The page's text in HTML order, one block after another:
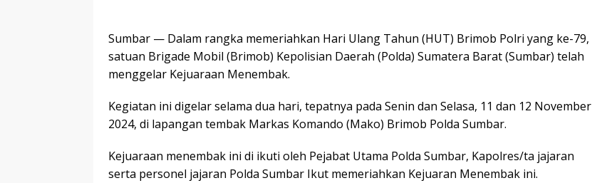
Sumbar — Dalam rangka memeriahkan Hari Ulang Tahun (HUT) Brimob Polri yang ke-79,
satuan Brigade Mobil (Brimob) Kepolisian Daerah (Polda) Sumatera Barat (Sumbar) telah
menggelar Kejuaraan Menembak.
Kegiatan ini digelar selama dua hari, tepatnya pada Senin dan Selasa, 11 dan 12 November
2024, di lapangan tembak Markas Komando (Mako) Brimob Polda Sumbar.
Kejuaraan menembak ini di ikuti oleh Pejabat Utama Polda Sumbar, Kapolres/ta jajaran
serta personel jajaran Polda Sumbar Ikut memeriahkan Kejuaran Menembak ini.